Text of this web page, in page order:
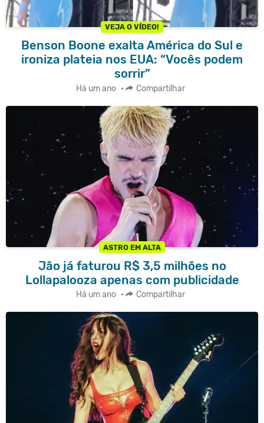
VEJA O VÍDEO!
Benson Boone exalta América do Sul e
ironiza plateia nos EUA: “Vocês podem
sorrir”
Há um ano • Compartilhar
ASTRO EM ALTA
Jão já faturou R$ 3,5 milhões no
Lollapalooza apenas com publicidade
Há um ano • Compartilhar